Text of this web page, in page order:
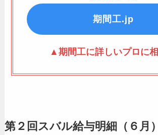
期間工.jp
▲期間工に詳しいプロに
第２回スバル給与明細（６月）